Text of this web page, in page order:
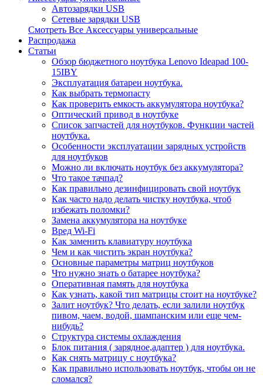
Автозарядки USB
Сетевые зарядки USB
Смотреть Все Аксессуары универсальные
Распродажа
Статьи
Обзор бюджетного ноутбука Lenovo Ideapad 100-
15IBY
Эксплуатация батареи ноутбука.
Как выбрать термопасту
Как проверить емкость аккумулятора ноутбука?
Оптический привод в ноутбуке
Список запчастей для ноутбуков. Функции частей
ноутбука.
Особенности эксплуатации зарядных устройств
для ноутбуков
Можно ли включать ноутбук без аккумулятора?
Что такое тачпад?
Как правильно дезинфицировать свой ноутбук
Как часто надо делать чистку ноутбука, чтоб
избежать поломки?
Замена аккумулятора на ноутбуке
Вред Wi-Fi
Как заменить клавиатуру ноутбука
Чем и как чистить экран ноутбука?
Основные параметры матриц ноутбуков
Что нужно знать о батарее ноутбука?
Оперативная память для ноутбука
Как узнать, какой тип матрицы стоит на ноутбуке?
Залит ноутбук? Что делать, если залили ноутбук
пивом, чаем, водой, шампанским или еще чем-
нибудь?
Структура системы охлаждения
Блок питания ( зарядное,адаптер ) для ноутбука.
Как снять матрицу с ноутбука?
Как правильно использовать ноутбук, чтобы он не
сломался?